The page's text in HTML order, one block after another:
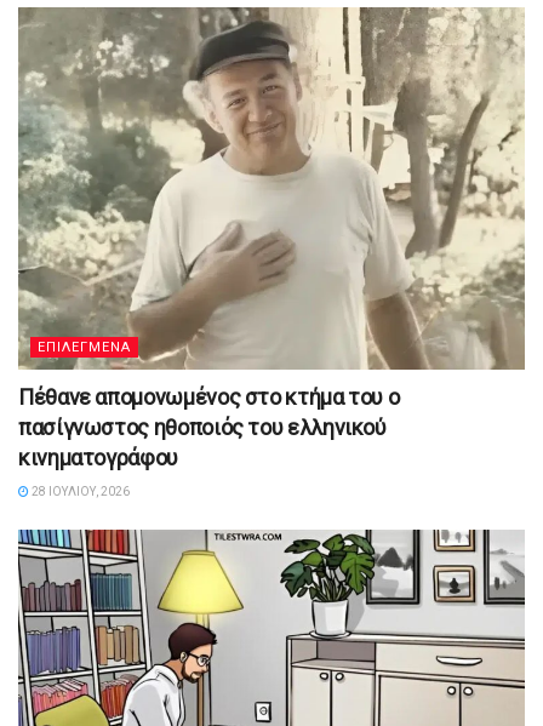
ΕΠΙΛΕΓΜΕΝΑ
Πέθανε απομονωμένος στο κτήμα του ο
πασίγνωστος ηθοποιός του ελληνικού
κινηματογράφου
28 ΙΟΥΛΊΟΥ, 2026